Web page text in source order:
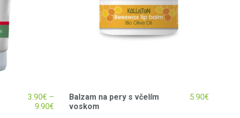
3.90€ –
9.90€
Balzam na pery s včelím
voskom
5.90€